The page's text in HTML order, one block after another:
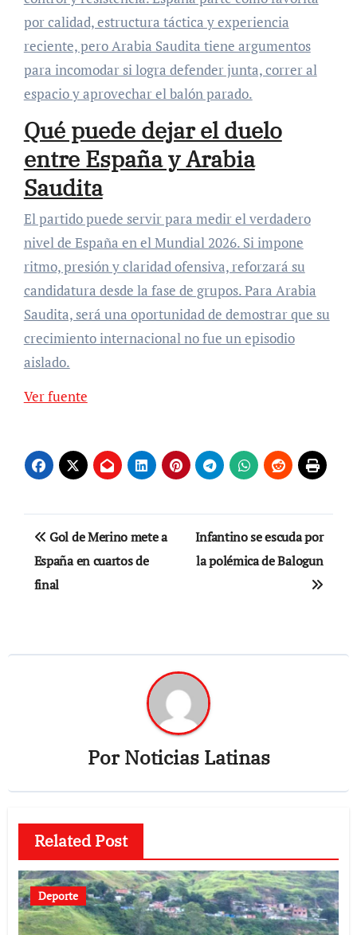
por calidad, estructura táctica y experiencia
reciente, pero Arabia Saudita tiene argumentos
para incomodar si logra defender junta, correr al
espacio y aprovechar el balón parado.
Qué puede dejar el duelo
entre España y Arabia
Saudita
El partido puede servir para medir el verdadero
nivel de España en el Mundial 2026. Si impone
ritmo, presión y claridad ofensiva, reforzará su
candidatura desde la fase de grupos. Para Arabia
Saudita, será una oportunidad de demostrar que su
crecimiento internacional no fue un episodio
aislado.
Ver fuente
Navegación
de
entradas
Gol de Merino mete a
España en cuartos de
final
Infantino se escuda por
la polémica de Balogun
PorNoticias Latinas
Related Post
Deporte